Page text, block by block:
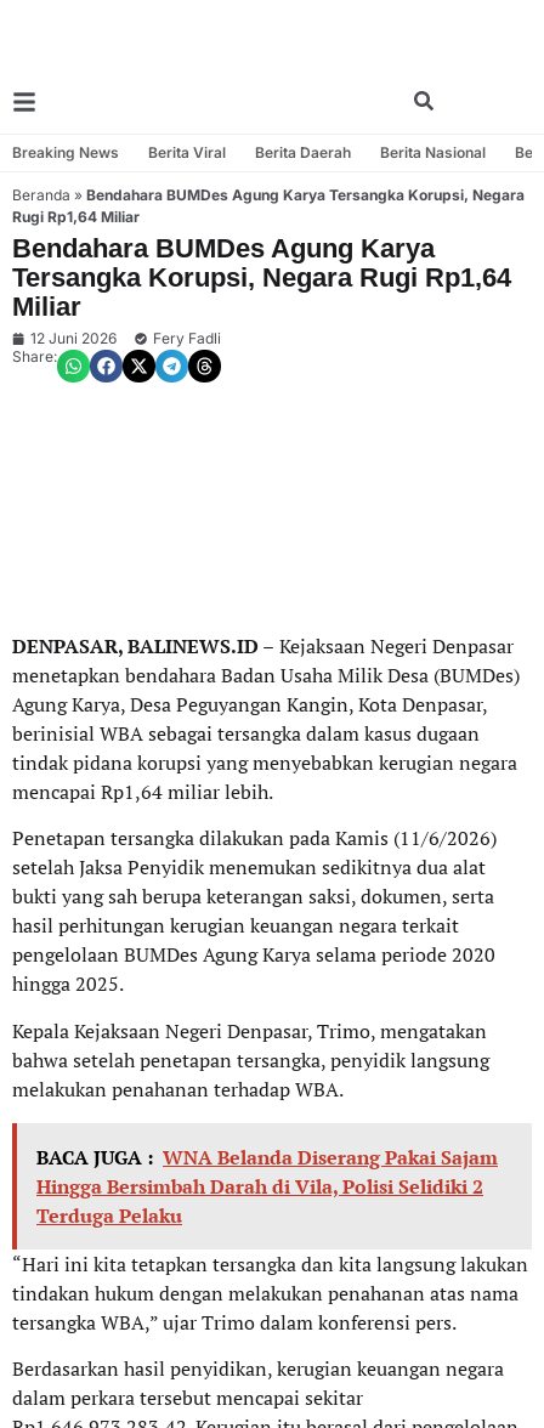
Breaking News Berita Viral Berita Daerah Berita Nasional
Beranda » Bendahara BUMDes Agung Karya Tersangka Korupsi, Negara
Rugi Rp1,64 Miliar
Bendahara BUMDes Agung Karya
Tersangka Korupsi, Negara Rugi Rp1,64
Miliar
12 Juni 2026
Fery Fadli
Share:
DENPASAR, BALINEWS.ID – Kejaksaan Negeri Denpasar
menetapkan bendahara Badan Usaha Milik Desa (BUMDes)
Agung Karya, Desa Peguyangan Kangin, Kota Denpasar,
berinisial WBA sebagai tersangka dalam kasus dugaan
tindak pidana korupsi yang menyebabkan kerugian negara
mencapai Rp1,64 miliar lebih.
Penetapan tersangka dilakukan pada Kamis (11/6/2026)
setelah Jaksa Penyidik menemukan sedikitnya dua alat
bukti yang sah berupa keterangan saksi, dokumen, serta
hasil perhitungan kerugian keuangan negara terkait
pengelolaan BUMDes Agung Karya selama periode 2020
hingga 2025.
Kepala Kejaksaan Negeri Denpasar, Trimo, mengatakan
bahwa setelah penetapan tersangka, penyidik langsung
melakukan penahanan terhadap WBA.
BACA JUGA : WNA Belanda Diserang Pakai Sajam
Hingga Bersimbah Darah di Vila, Polisi Selidiki 2
Terduga Pelaku
“Hari ini kita tetapkan tersangka dan kita langsung lakukan
tindakan hukum dengan melakukan penahanan atas nama
tersangka WBA,” ujar Trimo dalam konferensi pers.
Berdasarkan hasil penyidikan, kerugian keuangan negara
dalam perkara tersebut mencapai sekitar